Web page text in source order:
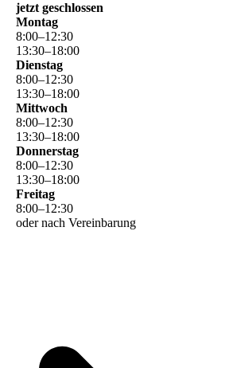
jetzt geschlossen
Montag
8:00–12:30
13:30–18:00
Dienstag
8:00–12:30
13:30–18:00
Mittwoch
8:00–12:30
13:30–18:00
Donnerstag
8:00–12:30
13:30–18:00
Freitag
8:00–12:30
oder nach Vereinbarung